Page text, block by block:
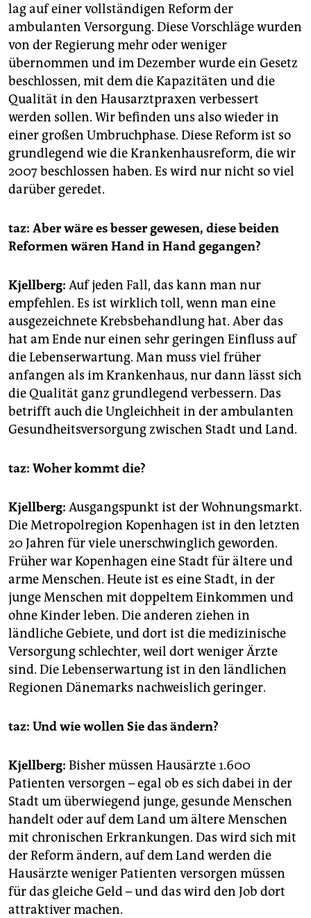
lag auf einer vollständigen Reform der
ambulanten Versorgung. Diese Vorschläge wurden
von der Regierung mehr oder weniger
übernommen und im Dezember wurde ein Gesetz
beschlossen, mit dem die Kapazitäten und die
Qualität in den Hausarztpraxen verbessert
werden sollen. Wir befinden uns also wieder in
einer großen Umbruchphase. Diese Reform ist so
grundlegend wie die Krankenhausreform, die wir
2007 beschlossen haben. Es wird nur nicht so viel
darüber geredet.
taz: Aber wäre es besser gewesen, diese beiden
Reformen wären Hand in Hand gegangen?
Kjellberg: Auf jeden Fall, das kann man nur
empfehlen. Es ist wirklich toll, wenn man eine
ausgezeichnete Krebsbehandlung hat. Aber das
hat am Ende nur einen sehr geringen Einfluss auf
die Lebenserwartung. Man muss viel früher
anfangen als im Krankenhaus, nur dann lässt sich
die Qualität ganz grundlegend verbessern. Das
betrifft auch die Ungleichheit in der ambulanten
Gesundheitsversorgung zwischen Stadt und Land.
taz: Woher kommt die?
Kjellberg: Ausgangspunkt ist der Wohnungsmarkt.
Die Metropolregion Kopenhagen ist in den letzten
20 Jahren für viele unerschwinglich geworden.
Früher war Kopenhagen eine Stadt für ältere und
arme Menschen. Heute ist es eine Stadt, in der
junge Menschen mit doppeltem Einkommen und
ohne Kinder leben. Die anderen ziehen in
ländliche Gebiete, und dort ist die medizinische
Versorgung schlechter, weil dort weniger Ärzte
sind. Die Lebenserwartung ist in den ländlichen
Regionen Dänemarks nachweislich geringer.
taz: Und wie wollen Sie das ändern?
Kjellberg: Bisher müssen Hausärzte 1.600
Patienten versorgen – egal ob es sich dabei in der
Stadt um überwiegend junge, gesunde Menschen
handelt oder auf dem Land um ältere Menschen
mit chronischen Erkrankungen. Das wird sich mit
der Reform ändern, auf dem Land werden die
Hausärzte weniger Patienten versorgen müssen
für das gleiche Geld – und das wird den Job dort
attraktiver machen.